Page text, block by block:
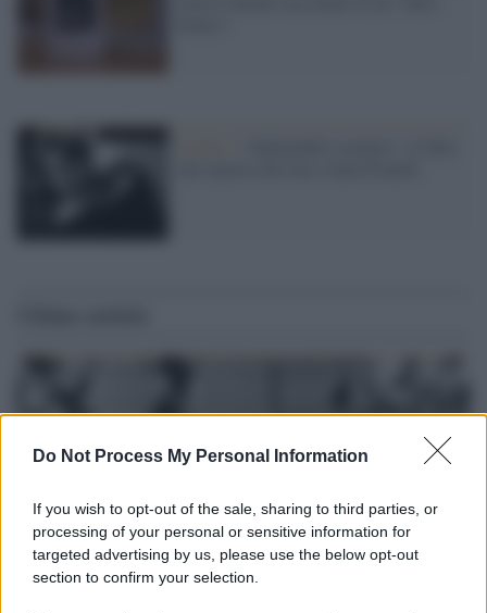
Do Not Process My Personal Information
If you wish to opt-out of the sale, sharing to third parties, or
processing of your personal or sensitive information for
targeted advertising by us, please use the below opt-out
section to confirm your selection.